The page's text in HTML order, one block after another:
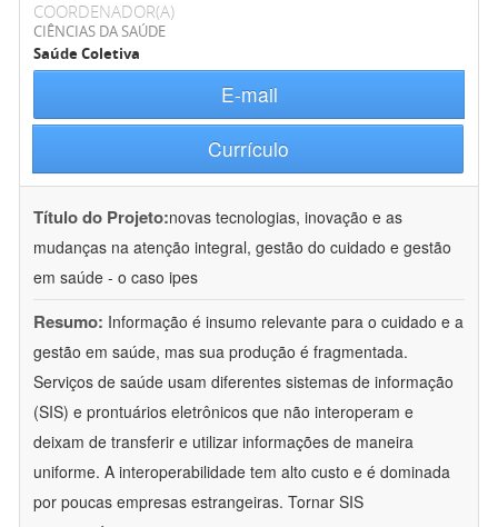
COORDENADOR(A)
CIÊNCIAS DA SAÚDE
Saúde Coletiva
E-mail
Currículo
Título do Projeto:novas tecnologias, inovação e as
mudanças na atenção integral, gestão do cuidado e gestão
em saúde - o caso ipes
Resumo: Informação é insumo relevante para o cuidado e a
gestão em saúde, mas sua produção é fragmentada.
Serviços de saúde usam diferentes sistemas de informação
(SIS) e prontuários eletrônicos que não interoperam e
deixam de transferir e utilizar informações de maneira
uniforme. A interoperabilidade tem alto custo e é dominada
por poucas empresas estrangeiras. Tornar SIS